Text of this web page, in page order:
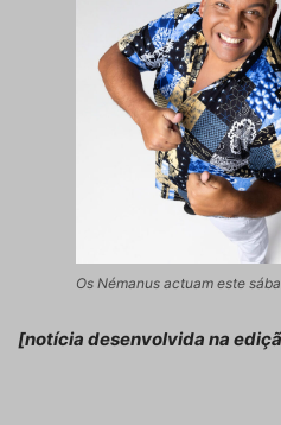
Os Némanus actuam este
[notícia desenvolvida na